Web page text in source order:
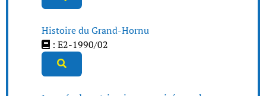
Histoire du Grand-Hornu
: E2-1990/02